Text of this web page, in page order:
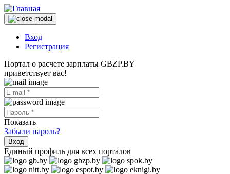
Вход
Регистрация
Портал о расчете зарплаты GBZP.BY
приветствует вас!
Показать
Забыли пароль?
Вход
Единый профиль для всех порталов